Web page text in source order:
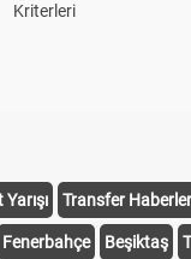
Kriterleri
Yarışı Transfer
Fenerbahçe Beşiktaş